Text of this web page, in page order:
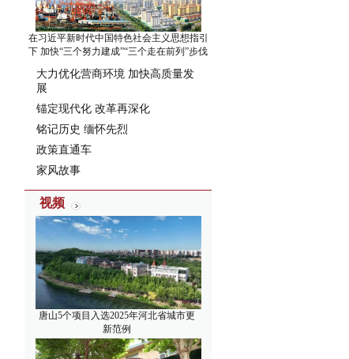
在习近平新时代中国特色社会主义思想指引
下 加快“三个努力建成”“三个走在前列”步伐
大力优化营商环境 加快高质量发
展
锚定现代化 改革再深化
铭记历史 缅怀先烈
政策直通车
家风故事
视频
唐山5个项目入选2025年河北省城市更
新范例